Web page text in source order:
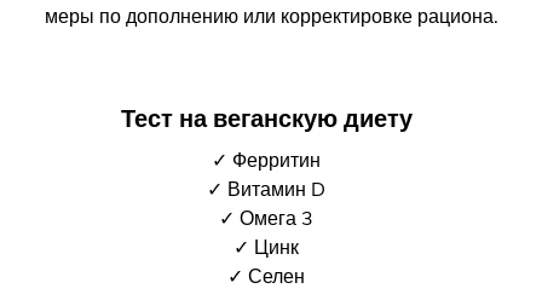
меры по дополнению или корректировке рациона.
Тест на веганскую диету
✓ Ферритин
✓ Витамин D
✓ Омега 3
✓ Цинк
✓ Селен